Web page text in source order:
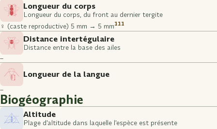
Longueur du corps
Longueur du corps, du front au dernier tergite
♀ (caste reproductive) 5 mm → 5 mm111
Distance intertégulaire
Distance entre la base des ailes
–
Longueur de la langue
–
Biogéographie
Altitude
Plage d'altitude dans laquelle l'espèce est présente